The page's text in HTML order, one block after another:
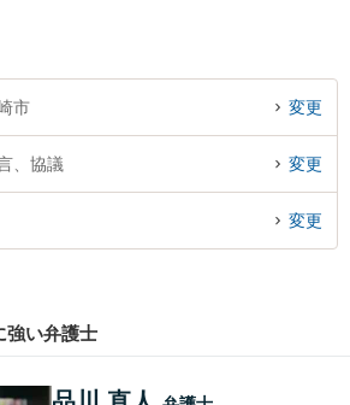
市 変更
、協議 変更
変更
強い弁護士